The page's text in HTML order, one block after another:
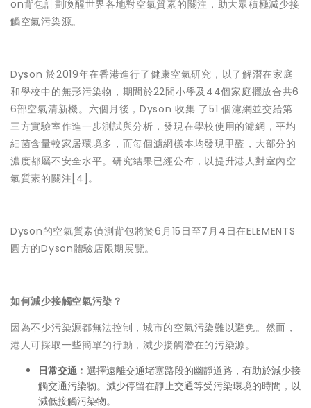
on背包計劃喚醒世界各地對空氣質素的關注，助大眾積極減少接
觸空氣污染源。
Dyson 於2019年在香港進行了健康空氣研究，以了解潛在家庭
和學校中的無形污染物，期間於22間小學及44個家庭擺放合共6
6部空氣清新機。六個月後，Dyson 收集 了51 個濾網並交給第
三方實驗室作進一步測試與分析，發現在學校使用的濾網，平均
細菌含量較家居環境多，而每個濾網樣本均發現甲醛，大部分的
濃度都屬不安全水平。研究結果已經公布，以提升港人對室內空
氣質素的關注[4]。
Dyson的空氣質素偵測背包將於6月15日至7月4日在ELEMENTS
圓方的Dyson體驗店限期展覽。
如何減少接觸空氣污染？
因為不少污染源都無法控制，城市的空氣污染難以避免。然而，
港人可採取一些簡單的行動，減少接觸潛在的污染源。
日常交通﹕ 選擇遠離交通堵塞路段的幽靜道路，有助於減少接
觸交通污染物。減少停留在靜止交通等受污染環境的時間，以
減低接觸污染物。